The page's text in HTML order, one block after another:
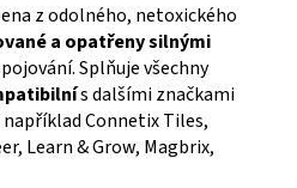
z odolného, netoxického
a opatřeny silnými
Splňuje všechny
s dalšími značkami
Connetix Tiles,
Learn & Grow, Magbrix,